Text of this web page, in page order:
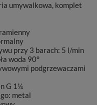
umywalkowa, komplet
przy 3 barach: 5 l/min
woda 90°
podgrzewaczami
G 1¼
metal